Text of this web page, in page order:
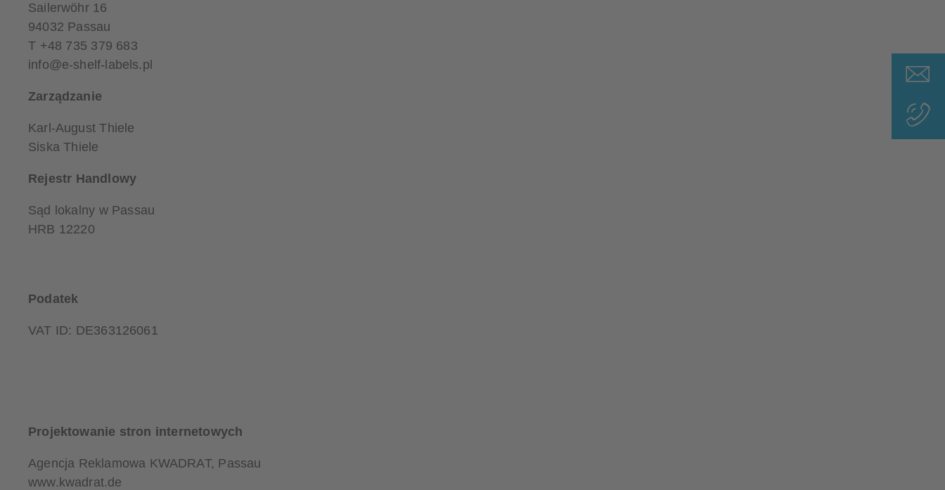
Sailerwöhr 16
94032 Passau
T +48 735 379 683
info@e-shelf-labels.pl
Zarządzanie
Karl-August Thiele
Siska Thiele
Rejestr Handlowy
Sąd lokalny w Passau
HRB 12220
Podatek
VAT ID: DE363126061
Projektowanie stron internetowych
Agencja Reklamowa KWADRAT, Passau
www.kwadrat.de